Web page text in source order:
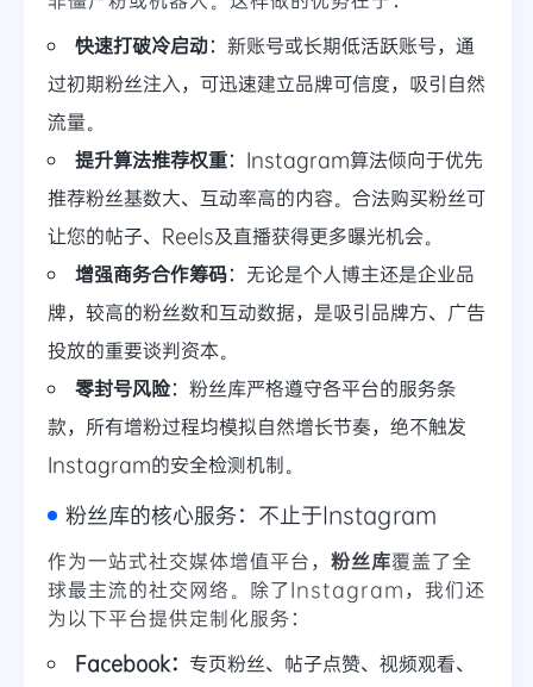
快速打破冷启动：新账号或长期低活跃账号，通
过初期粉丝注入，可迅速建立品牌可信度，吸引自然
流量。
提升算法推荐权重：Instagram算法倾向于优先
推荐粉丝基数大、互动率高的内容。合法购买粉丝可
让您的帖子、Reels及直播获得更多曝光机会。
增强商务合作筹码：无论是个人博主还是企业品
牌，较高的粉丝数和互动数据，是吸引品牌方、广告
投放的重要谈判资本。
零封号风险：粉丝库严格遵守各平台的服务条
款，所有增粉过程均模拟自然增长节奏，绝不触发
Instagram的安全检测机制。
粉丝库的核心服务：不止于Instagram
作为一站式社交媒体增值平台， 粉丝库覆盖了全
球最主流的社交网络。除了Instagram，我们还
为以下平台提供定制化服务：
Facebook： 专页粉丝、帖子点赞、视频观看、